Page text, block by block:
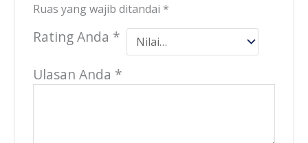
Ruas yang wajib ditandai *
Rating Anda *
Ulasan Anda *